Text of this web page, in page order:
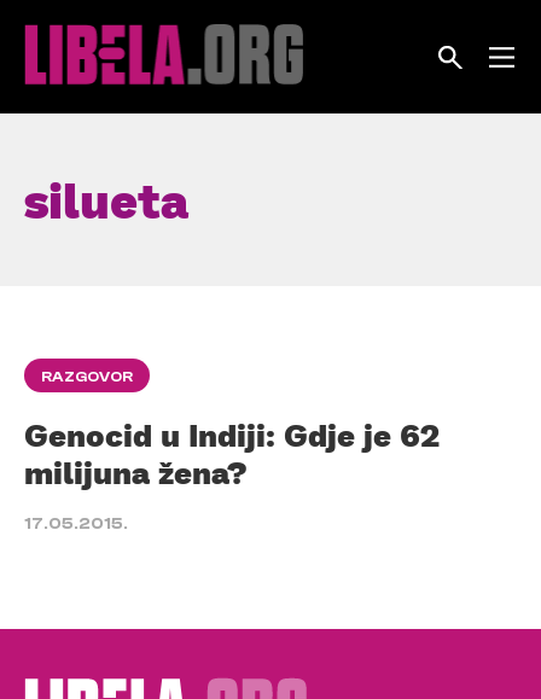
silueta
RAZGOVOR
Genocid u Indiji: Gdje je 62
milijuna žena?
17.05.2015.